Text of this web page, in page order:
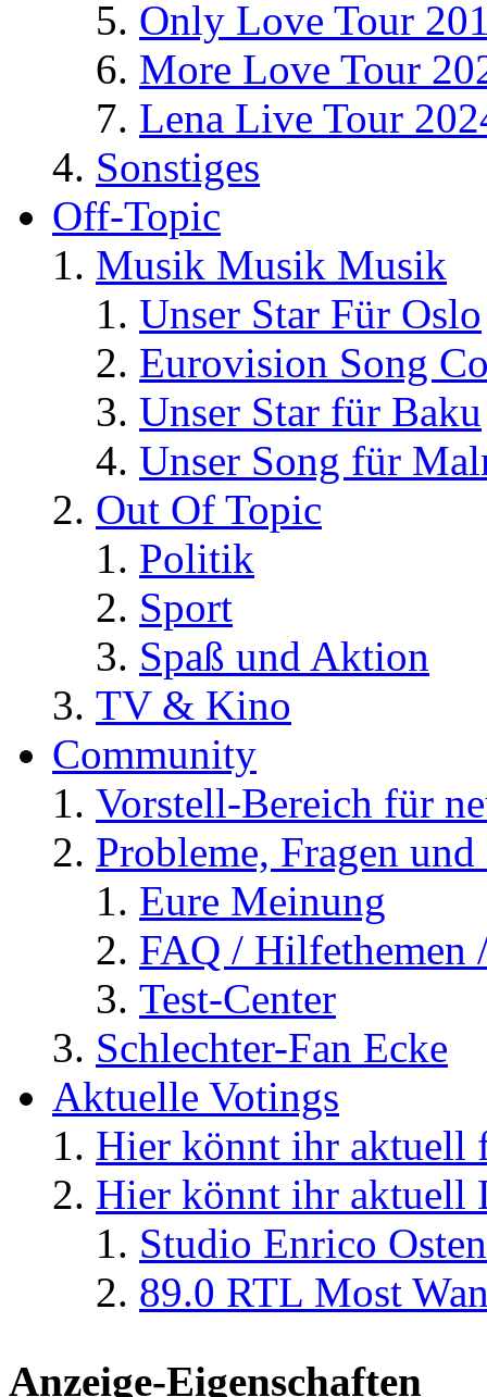
Only Love Tour
More Love Tour
Lena Live Tour
Sonstiges
Off-Topic
Musik Musik Musik
Unser Star Für Oslo
Eurovision Song
Unser Star für Baku
Unser Song für
Out Of Topic
Politik
Sport
Spaß und Aktion
TV & Kino
Community
Vorstell-Bereich für
Probleme, Fragen
Eure Meinung
FAQ / Hilfethemen
Test-Center
Schlechter-Fan Ecke
Aktuelle Votings
Hier könnt ihr aktuell
Hier könnt ihr aktuell
Studio Enrico
89.0 RTL Most
Anzeige-Eigenschaften